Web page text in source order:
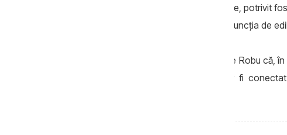
materiale în instanța de judecată”, fapt ce, potrivit
suspendarea sa „ilegală și abuzivă” din funcția de
La rândul său, Sorin Stați l-a denunţat pe Robu că,
cazul unui agent economic, care s-ar fi